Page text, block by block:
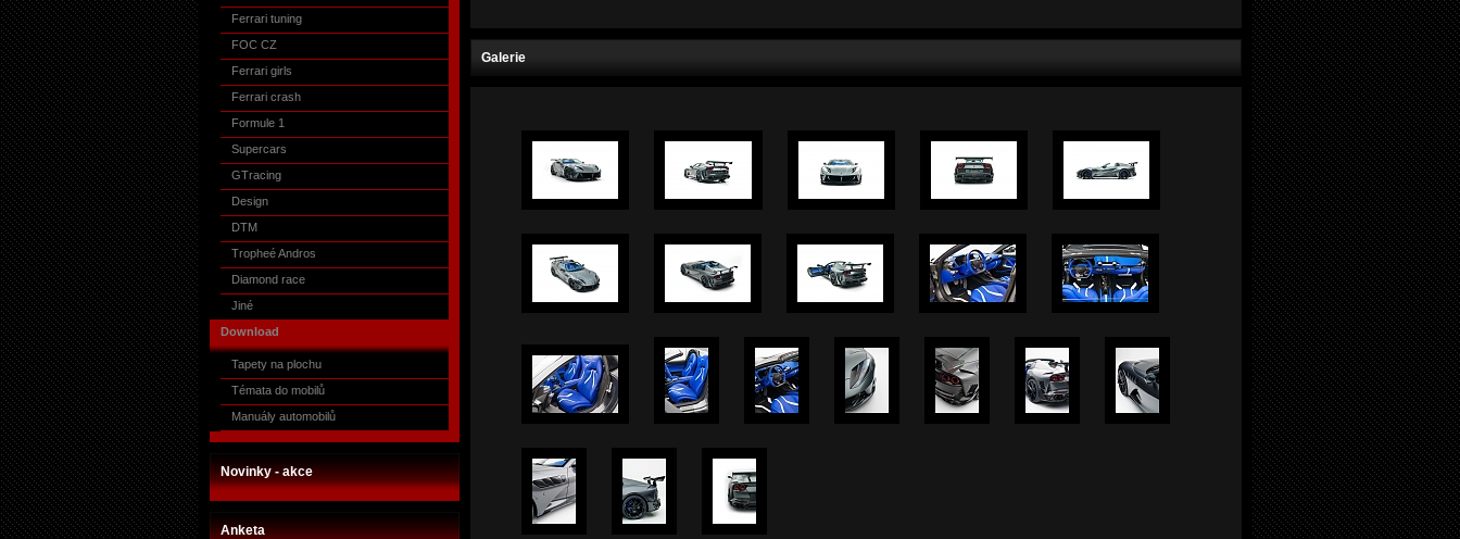
Ferrari tuning
FOC CZ
Ferrari girls
Ferrari crash
Formule 1
Supercars
GTracing
Design
DTM
Tropheé Andros
Diamond race
Jiné
Download
Tapety na plochu
Témata do mobilů
Manuály automobilů
Novinky - akce
Anketa
Galerie